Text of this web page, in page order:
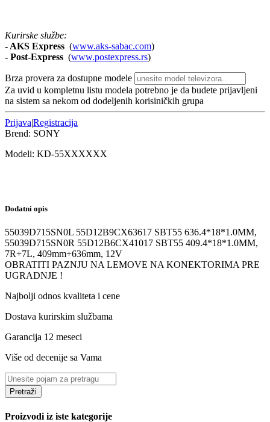
Kurirske službe:
- AKS Express (www.aks-sabac.com)
- Post-Express (www.postexpress.rs)
Brza provera za dostupne modele
Za uvid u kompletnu listu modela potrebno je da budete prijavljeni
na sistem sa nekom od dodeljenih korisiničkih grupa
Prijava|Registracija
Brend: SONY
Modeli: KD-55XXXXXX
Dodatni opis
55039D715SN0L 55D12B9CX63617 SBT55 636.4*18*1.0MM,
55039D715SN0R 55D12B6CX41017 SBT55 409.4*18*1.0MM,
7R+7L, 409mm+636mm, 12V
OBRATITI PAZNJU NA LEMOVE NA KONEKTORIMA PRE
UGRADNJE !
Najbolji odnos kvaliteta i cene
Dostava kurirskim službama
Garancija 12 meseci
Više od decenije sa Vama
Pretraži
Proizvodi iz iste kategorije